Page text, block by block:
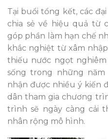
Tại buổi tổng kết, các
chia sẻ về hiệu quả từ
góp phần làm hạn chế
khắc nghiệt từ xâm
thiếu nước ngọt
sống trong những
nhận được nhiều ý kiến
dân tham gia chương
trình sẽ ngày càng cải
nhân rộng mô hình.